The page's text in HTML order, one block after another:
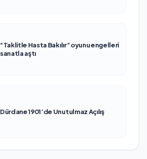
“Taklitle Hasta Bakılır” oyunu engelleri
sanatla aştı
Dürdane 1901’de Unutulmaz Açılış